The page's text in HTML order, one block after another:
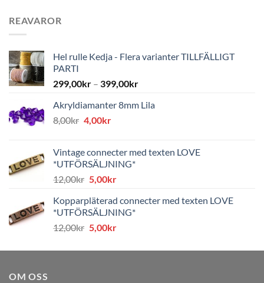
REAVAROR
Hel rulle Kedja - Flera varianter TILLFÄLLIGT
PARTI
299,00kr – 399,00kr
Akryldiamanter 8mm Lila
8,00kr Det
var:
8,00kr.
4,00krDet
är:
4,00kr.
Vintage connecter med texten LOVE
*UTFÖRSÄLJNING*
12,00kr Det
priset
var:
12,00kr.
5,00krDet
priset
är:
5,00kr.
Kopparpläterad connecter med texten LOVE
*UTFÖRSÄLJNING*
12,00kr Det
priset
5,00krDet
priset
OM OSS